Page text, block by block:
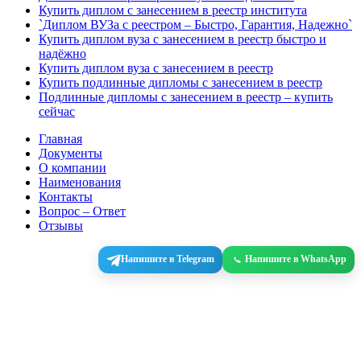
Купить диплом с занесением в реестр института
`Диплом ВУЗа с реестром – Быстро, Гарантия, Надежно`
Купить диплом вуза с занесением в реестр быстро и
надёжно
Купить диплом вуза с занесением в реестр
Купить подлинные дипломы с занесением в реестр
Подлинные дипломы с занесением в реестр – купить
сейчас
Главная
Документы
О компании
Наименования
Контакты
Вопрос – Ответ
Отзывы
Напишите в Telegram Напишите в WhatsApp